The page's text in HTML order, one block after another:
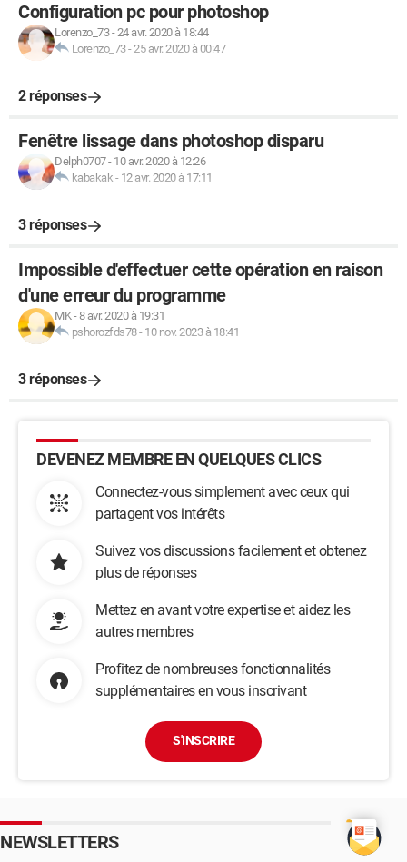
Configuration pc pour photoshop
Lorenzo_73-24 avr. 2020 à 18:44
Lorenzo_73-25 avr. 2020 à 00:47
2 réponses
Fenêtre lissage dans photoshop disparu
Delph0707- 10 avr. 2020 à 12:26
kabakak - 12 avr. 2020 à 17:11
3 réponses
Impossible d'effectuer cette opération en raison
d'une erreur du programme
MK-8 avr. 2020 à 19:31
pshorozfds78- 10 nov. 2023 à 18:41
3 réponses
DEVENEZ MEMBRE EN QUELQUES CLICS
Connectez-vous simplement avec ceux qui
partagent vos intérêts
Suivez vos discussions facilement et obtenez
plus de réponses
Mettez en avant votre expertise et aidez les
autres membres
Profitez de nombreuses fonctionnalités
supplémentaires en vous inscrivant
S'INSCRIRE
NEWSLETTERS